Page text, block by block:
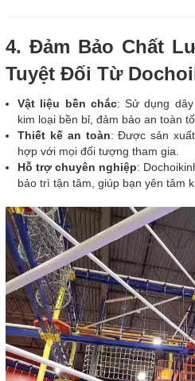
4. Đảm Bảo Chất
Tuyệt Đối Từ
Vật liệu bền chắc: Sử dụng
kim loại bền bỉ, đảm bảo an toàn
Thiết kế an toàn: Được sản
hợp với mọi đối tượng tham gia.
Hỗ trợ chuyên nghiệp:
bảo trì tận tâm, giúp bạn yên tâm